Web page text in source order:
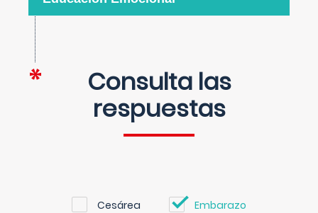
Consulta las
respuestas
Cesárea Embarazo